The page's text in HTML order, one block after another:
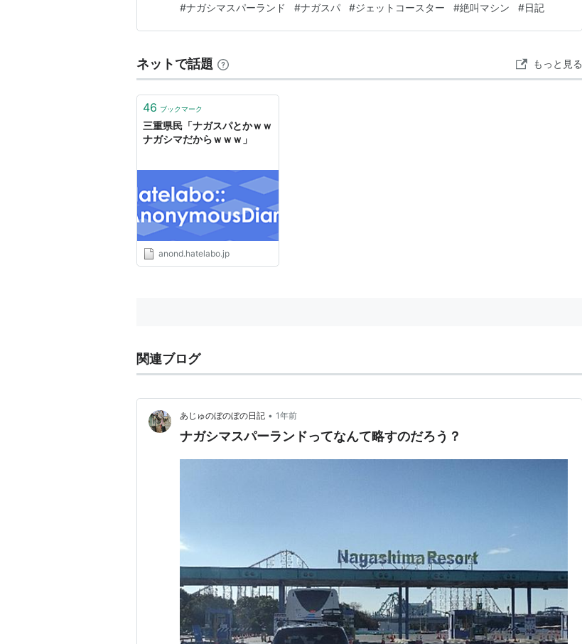
らないと思ってた。 落ちている時は一瞬過ぎて怖いというよりは風を感じていたら終
わってた。 横の友達が「落ちると…
#ナガシマスパーランド #ナガスパ #ジェットコースター #絶叫マシン #日記
ネットで話題 もっと見る
46 ブックマーク
三重県民「ナガスパとかｗｗ
ナガシマだからｗｗｗ」
anond.hatelabo.jp
関連ブログ
あじゅのぼのぼの日記 • 1年前
ナガシマスパーランドってなんて略すのだろう？